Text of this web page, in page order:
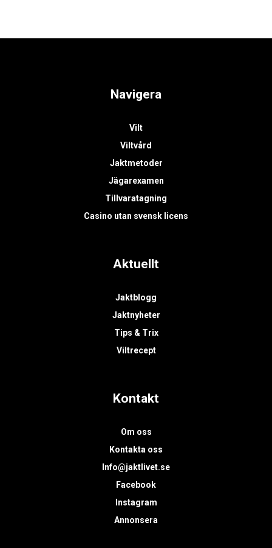
Navigera
Vilt
Viltvård
Jaktmetoder
Jägarexamen
Tillvaratagning
Casino utan svensk licens
Aktuellt
Jaktblogg
Jaktnyheter
Tips & Trix
Viltrecept
Kontakt
Om oss
Kontakta oss
Info@jaktlivet.se
Facebook
Instagram
Annonsera